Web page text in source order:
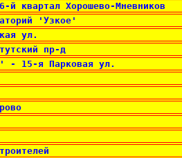
квартал Хорошево-Мневников
'Узкое'
ул.
пр-д
- 15-я Парковая ул.